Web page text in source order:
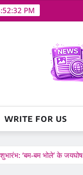
PM
WRITE FOR US
‘बम-बम भोले’ के